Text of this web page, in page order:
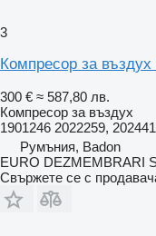
3
Компресор за
300 € ≈ 587,80 лв.
Компресор за въздух
1901246 2022259,
Румъния, Badon
EURO DEZMEMBRARI
Свържете се с